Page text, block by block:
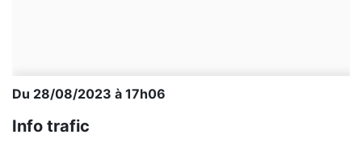
Du 28/08/2023 à 17h06
Info trafic